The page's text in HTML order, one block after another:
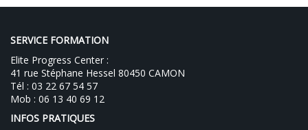
SERVICE FORMATION
Elite Progress Center :
41 rue Stéphane Hessel 80450 CAMON
Tél : 03 22 67 54 57
Mob : 06 13 40 69 12
INFOS PRATIQUES